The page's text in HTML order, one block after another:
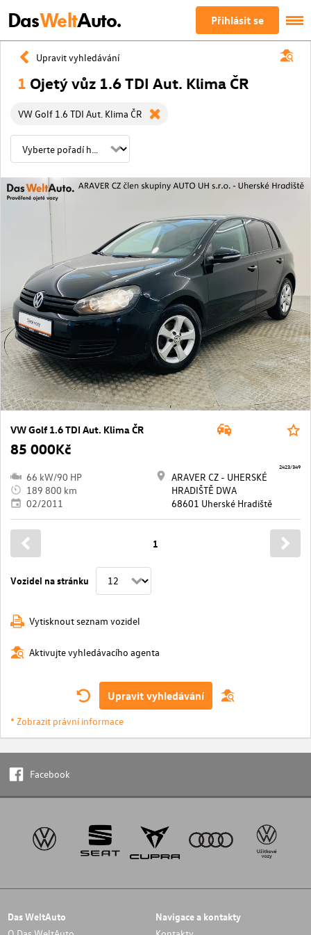
DasWeltAuto. Přihlásit se
Upravit vyhledávání
1 Ojetý vůz 1.6 TDI Aut. Klima ČR
VW Golf 1.6 TDI Aut. Klima ČR
VW Golf 1.6 TDI Aut. Klima ČR
85 000Kč
66 kW/90 HP
189 800 km
02/2011
ARAVER CZ - UHERSKÉ
HRADIŠTĚ DWA
68601 Uherské Hradiště
2423/349
Vozidel na stránku
1
Vytisknout seznam vozidel
Aktivujte vyhledávacího agenta
Upravit vyhledávání
* Zobrazit právní informace
Facebook
Das WeltAuto Navigace a kontakty